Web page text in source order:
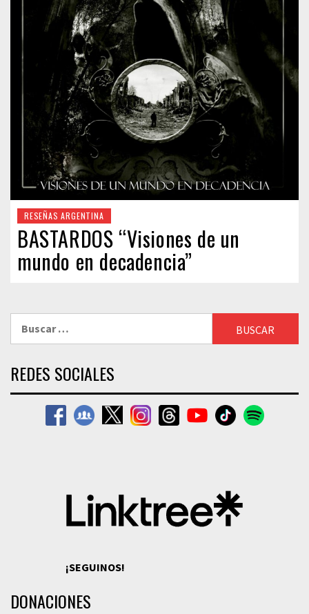
RESEÑAS ARGENTINA
BASTARDOS “Visiones de un
mundo en decadencia”
REDES SOCIALES
¡SEGUINOS!
DONACIONES